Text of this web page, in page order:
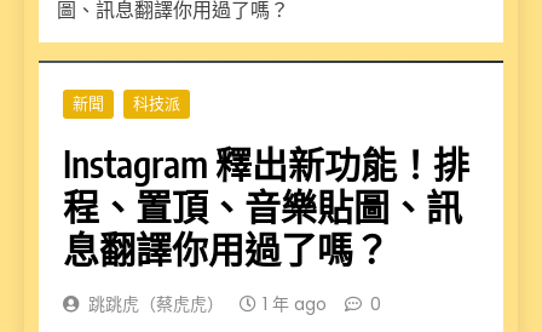
圖、訊息翻譯你用過了嗎？
新聞 科技派
Instagram 釋出新功能！排
程、置頂、音樂貼圖、訊
息翻譯你用過了嗎？
跳跳虎（蔡虎虎） 1 年 ago 0